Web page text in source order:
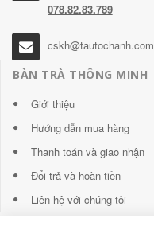
078.82.83.789
cskh@tautochanh.com
BÀN TRÀ THÔNG MINH
Giới thiệu
Hướng dẫn mua hàng
Thanh toán và giao nhận
Đổi trả và hoàn tiền
Liên hệ với chúng tôi